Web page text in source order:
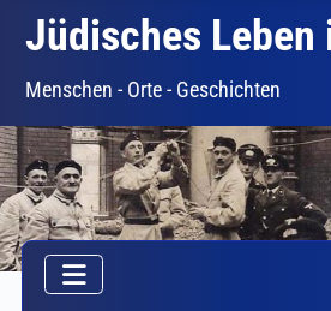
Jüdisches Leben
Menschen - Orte - Geschichten